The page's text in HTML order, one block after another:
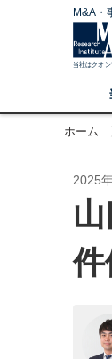
M&A・
当社はクオン
ホーム
2025
件